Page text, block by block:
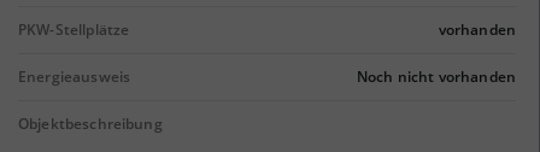
PKW-Stellplätze vorhanden
Energieausweis Noch nicht vorhanden
Objektbeschreibung